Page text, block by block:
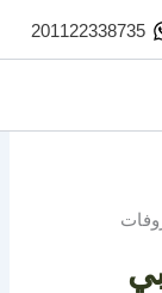
201122338735